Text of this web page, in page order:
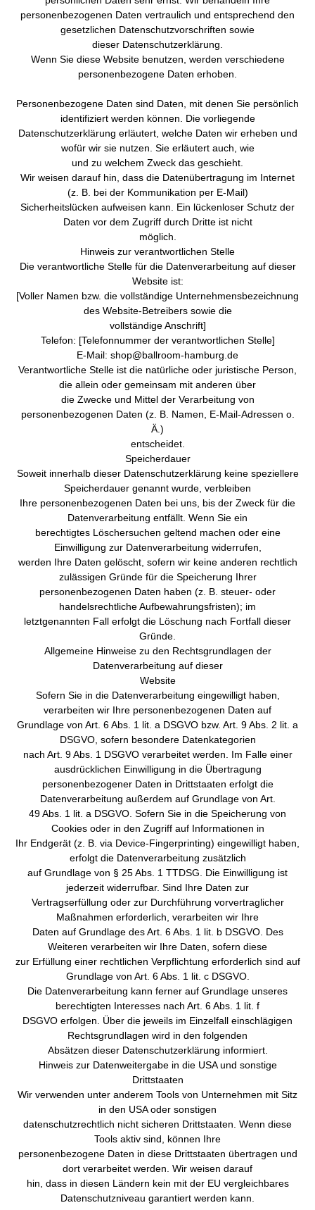
personenbezogenen Daten vertraulich und entsprechend den
gesetzlichen Datenschutzvorschriften sowie
dieser Datenschutzerklärung.
Wenn Sie diese Website benutzen, werden verschiedene
personenbezogene Daten erhoben.
Personenbezogene Daten sind Daten, mit denen Sie persönlich
identifiziert werden können. Die vorliegende
Datenschutzerklärung erläutert, welche Daten wir erheben und
wofür wir sie nutzen. Sie erläutert auch, wie
und zu welchem Zweck das geschieht.
Wir weisen darauf hin, dass die Datenübertragung im Internet
(z. B. bei der Kommunikation per E-Mail)
Sicherheitslücken aufweisen kann. Ein lückenloser Schutz der
Daten vor dem Zugriff durch Dritte ist nicht
möglich.
Hinweis zur verantwortlichen Stelle
Die verantwortliche Stelle für die Datenverarbeitung auf dieser
Website ist:
[Voller Namen bzw. die vollständige Unternehmensbezeichnung
des Website-Betreibers sowie die
vollständige Anschrift]
Telefon: [Telefonnummer der verantwortlichen Stelle]
E-Mail: shop@ballroom-hamburg.de
Verantwortliche Stelle ist die natürliche oder juristische Person,
die allein oder gemeinsam mit anderen über
die Zwecke und Mittel der Verarbeitung von
personenbezogenen Daten (z. B. Namen, E-Mail-Adressen o.
Ä.)
entscheidet.
Speicherdauer
Soweit innerhalb dieser Datenschutzerklärung keine speziellere
Speicherdauer genannt wurde, verbleiben
Ihre personenbezogenen Daten bei uns, bis der Zweck für die
Datenverarbeitung entfällt. Wenn Sie ein
berechtigtes Löschersuchen geltend machen oder eine
Einwilligung zur Datenverarbeitung widerrufen,
werden Ihre Daten gelöscht, sofern wir keine anderen rechtlich
zulässigen Gründe für die Speicherung Ihrer
personenbezogenen Daten haben (z. B. steuer- oder
handelsrechtliche Aufbewahrungsfristen); im
letztgenannten Fall erfolgt die Löschung nach Fortfall dieser
Gründe.
Allgemeine Hinweise zu den Rechtsgrundlagen der
Datenverarbeitung auf dieser
Website
Sofern Sie in die Datenverarbeitung eingewilligt haben,
verarbeiten wir Ihre personenbezogenen Daten auf
Grundlage von Art. 6 Abs. 1 lit. a DSGVO bzw. Art. 9 Abs. 2 lit. a
DSGVO, sofern besondere Datenkategorien
nach Art. 9 Abs. 1 DSGVO verarbeitet werden. Im Falle einer
ausdrücklichen Einwilligung in die Übertragung
personenbezogener Daten in Drittstaaten erfolgt die
Datenverarbeitung außerdem auf Grundlage von Art.
49 Abs. 1 lit. a DSGVO. Sofern Sie in die Speicherung von
Cookies oder in den Zugriff auf Informationen in
Ihr Endgerät (z. B. via Device-Fingerprinting) eingewilligt haben,
erfolgt die Datenverarbeitung zusätzlich
auf Grundlage von § 25 Abs. 1 TTDSG. Die Einwilligung ist
jederzeit widerrufbar. Sind Ihre Daten zur
Vertragserfüllung oder zur Durchführung vorvertraglicher
Maßnahmen erforderlich, verarbeiten wir Ihre
Daten auf Grundlage des Art. 6 Abs. 1 lit. b DSGVO. Des
Weiteren verarbeiten wir Ihre Daten, sofern diese
zur Erfüllung einer rechtlichen Verpflichtung erforderlich sind auf
Grundlage von Art. 6 Abs. 1 lit. c DSGVO.
Die Datenverarbeitung kann ferner auf Grundlage unseres
berechtigten Interesses nach Art. 6 Abs. 1 lit. f
DSGVO erfolgen. Über die jeweils im Einzelfall einschlägigen
Rechtsgrundlagen wird in den folgenden
Absätzen dieser Datenschutzerklärung informiert.
Hinweis zur Datenweitergabe in die USA und sonstige
Drittstaaten
Wir verwenden unter anderem Tools von Unternehmen mit Sitz
in den USA oder sonstigen
datenschutzrechtlich nicht sicheren Drittstaaten. Wenn diese
Tools aktiv sind, können Ihre
personenbezogene Daten in diese Drittstaaten übertragen und
dort verarbeitet werden. Wir weisen darauf
hin, dass in diesen Ländern kein mit der EU vergleichbares
Datenschutzniveau garantiert werden kann.